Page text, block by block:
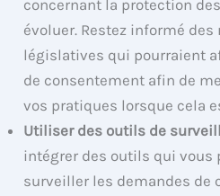
concernant la protection
évoluer. Restez informé
législatives qui pourraient
de consentement afin de
vos pratiques lorsque cela
Utiliser des outils de
intégrer des outils qui vous
surveiller les demandes de